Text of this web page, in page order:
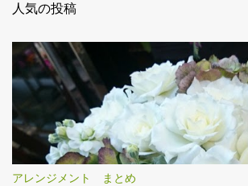
人気の投稿
アレンジメント まとめ